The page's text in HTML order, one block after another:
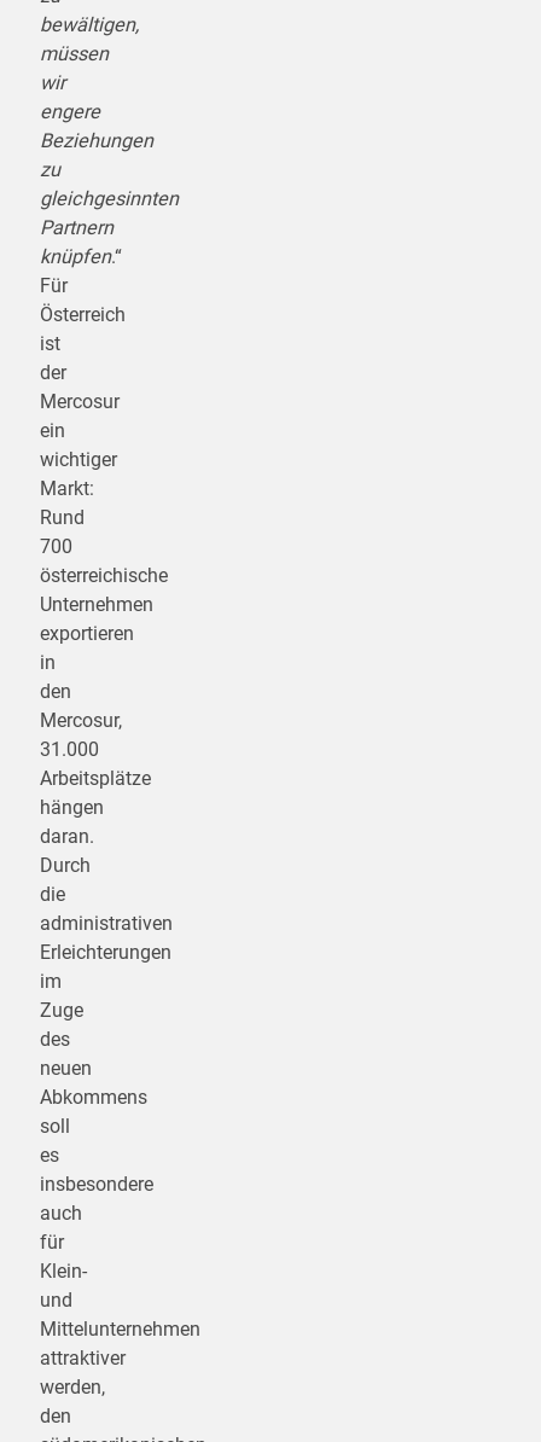
bewältigen,
müssen
wir
engere
Beziehungen
zu
gleichgesinnten
Partnern
knüpfen.“
Für
Österreich
ist
der
Mercosur
ein
wichtiger
Markt:
Rund
700
österreichische
Unternehmen
exportieren
in
den
Mercosur,
31.000
Arbeitsplätze
hängen
daran.
Durch
die
administrativen
Erleichterungen
im
Zuge
des
neuen
Abkommens
soll
es
insbesondere
auch
für
Klein-
und
Mittelunternehmen
attraktiver
werden,
den